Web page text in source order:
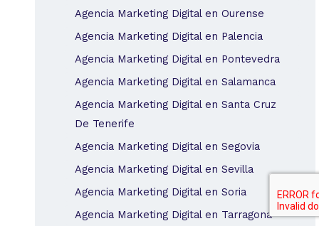
Agencia Marketing Digital en Ourense
Agencia Marketing Digital en Palencia
Agencia Marketing Digital en Pontevedra
Agencia Marketing Digital en Salamanca
Agencia Marketing Digital en Santa Cruz
De Tenerife
Agencia Marketing Digital en Segovia
Agencia Marketing Digital en Sevilla
Agencia Marketing Digital en Soria
Agencia Marketing Digital en Tarragona